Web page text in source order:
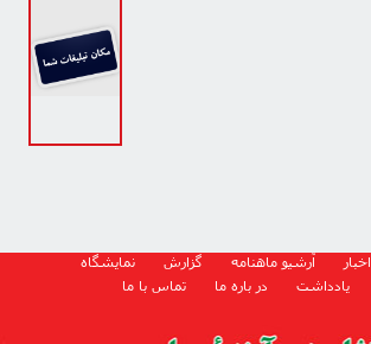
اخبار آرشیو ماهنامه گزارش
نمایشگاه
یادداشت در باره ما تماس با ما